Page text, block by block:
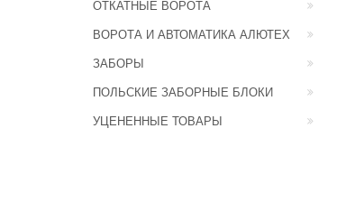
ОТКАТНЫЕ ВОРОТА
ВОРОТА И АВТОМАТИКА АЛЮТЕХ
ЗАБОРЫ
ПОЛЬСКИЕ ЗАБОРНЫЕ БЛОКИ
УЦЕНЕННЫЕ ТОВАРЫ